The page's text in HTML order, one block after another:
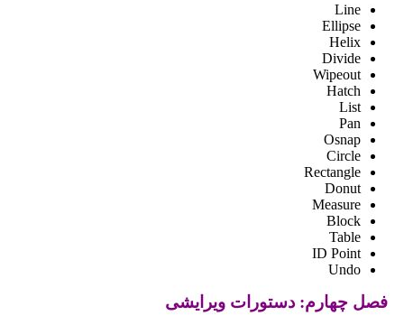
Line
Ellipse
Helix
Divide
Wipeout
Hatch
List
Pan
Osnap
Circle
Rectangle
Donut
Measure
Block
Table
ID Point
Undo
فصل چهارم: دستورات ویرایشی